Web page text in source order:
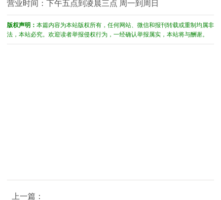
营业时间：下午五点到凌晨三点 周一到周日
版权声明： 本篇内容为本站版权所有，任何网站、微信和报刊转载或重制均属非
法，本站必究。欢迎读者举报侵权行为，一经确认举报属实，本站将与酬谢。
上一篇：